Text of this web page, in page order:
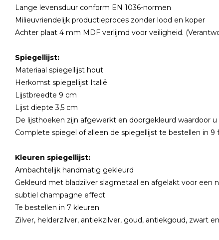
Lange levensduur conform EN 1036-normen
Milieuvriendelijk productieproces zonder lood en koper
Achter plaat 4 mm MDF verlijmd voor veiligheid.
Spiegellijst:
Materiaal spiegellijst hout
Herkomst spiegellijst Italië
Lijstbreedte 9 cm
Lijst diepte 3,5 cm
De lijsthoeken zijn afgewerkt en doorgekleurd waardoor
Complete spiegel of alleen de spiegellijst te bestellen in 9
Kleuren spiegellijst:
Ambachtelijk handmatig gekleurd
Gekleurd met bladzilver slagmetaal en afgelakt voor een
subtiel champagne effect.
Te bestellen in 7 kleuren
Zilver, helderzilver, antiekzilver, goud, antiekgoud, zwart